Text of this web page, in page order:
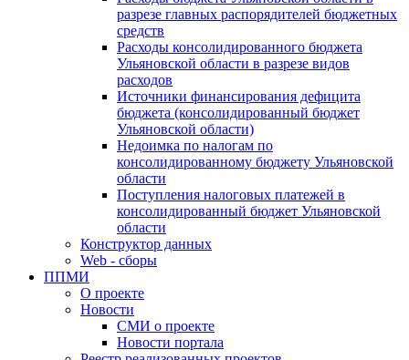
разрезе главных распорядителей бюджетных
средств
Расходы консолидированного бюджета
Ульяновской области в разрезе видов
расходов
Источники финансирования дефицита
бюджета (консолидированный бюджет
Ульяновской области)
Недоимка по налогам по
консолидированному бюджету Ульяновской
области
Поступления налоговых платежей в
консолидированный бюджет Ульяновской
области
Конструктор данных
Web - сборы
ППМИ
О проекте
Новости
СМИ о проекте
Новости портала